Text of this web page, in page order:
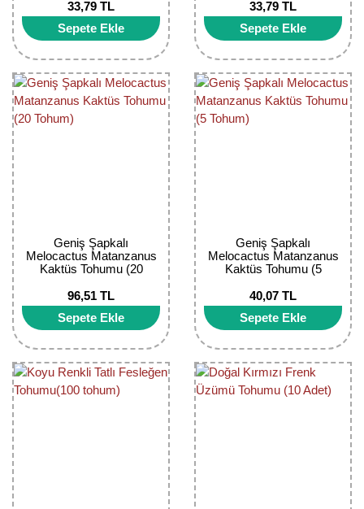
33,79 TL
Sepete Ekle
33,79 TL
Sepete Ekle
Geniş Şapkalı
Melocactus Matanzanus
Kaktüs Tohumu (20
96,51 TL
Sepete Ekle
Geniş Şapkalı
Melocactus Matanzanus
Kaktüs Tohumu (5
40,07 TL
Sepete Ekle
Bektaşi Üzümü Fidanı
Böğürtlen Fidanı
Ceviz Fidanı
Dut Fidanı
Fidan Anaçları ve Aşı Kalemleri
Fındık Fidanı
Frenk Üzümü Fidanı
Girebolu Fidanı
Goji Berry Fidanı
Nostaljik Güller
Peyzaj Gülleri
Sarmaşık(Çardak) Gül Fidanları
Ters Lale Soğanı
Yılbaşı Gülü Çiçeği
Zambak Soğanı